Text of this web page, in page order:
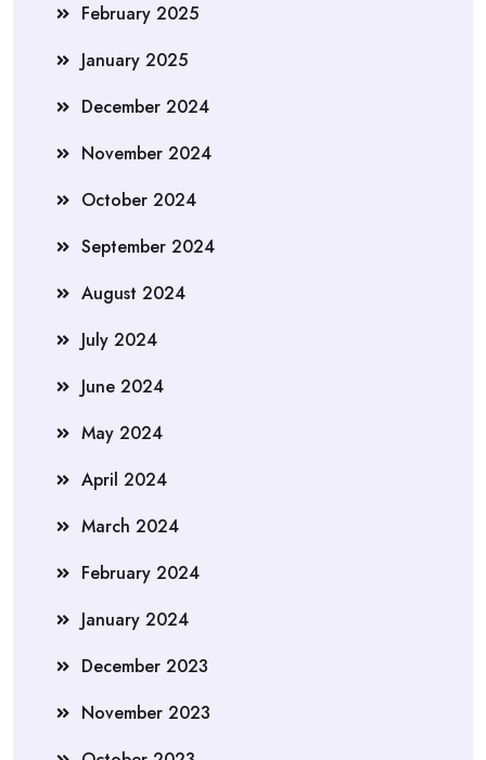
February 2025
January 2025
December 2024
November 2024
October 2024
September 2024
August 2024
July 2024
June 2024
May 2024
April 2024
March 2024
February 2024
January 2024
December 2023
November 2023